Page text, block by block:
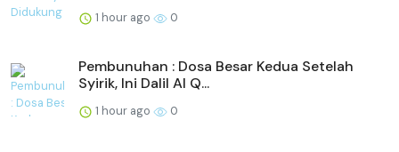
1 hour ago 0
Pembunuhan : Dosa Besar Kedua Setelah
Syirik, Ini Dalil Al Q...
1 hour ago 0